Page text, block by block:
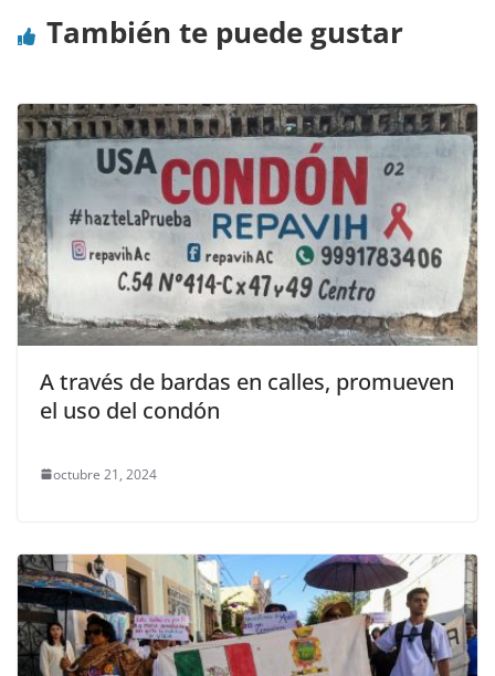
También te puede gustar
A través de bardas en calles, promueven
el uso del condón
octubre 21, 2024